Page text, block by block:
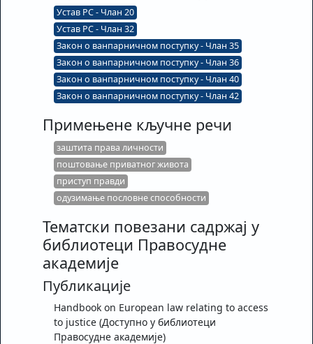
Устав РС - Члан 20
Устав РС - Члан 32
Закон о ванпарничном поступку - Члан 35
Закон о ванпарничном поступку - Члан 36
Закон о ванпарничном поступку - Члан 40
Закон о ванпарничном поступку - Члан 42
Примењене кључне речи
заштита права личности
поштовање приватног живота
приступ правди
одузимање пословне способности
Тематски повезани садржај у
библиотеци Правосудне
академије
Публикације
Handbook on European law relating to access
to justice (Доступно у библиотеци
Правосудне академије)